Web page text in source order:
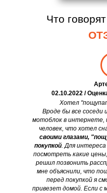
Что
Хотел
Вроде бы все соседи
мотоблок в интернете,
человек, что хотел
своими глазами,
покупкой. Для
посмотреть какие
решил позвонить
мне объяснили, что
перед покупкой я
привезет домой. Если
02.10.2022 /